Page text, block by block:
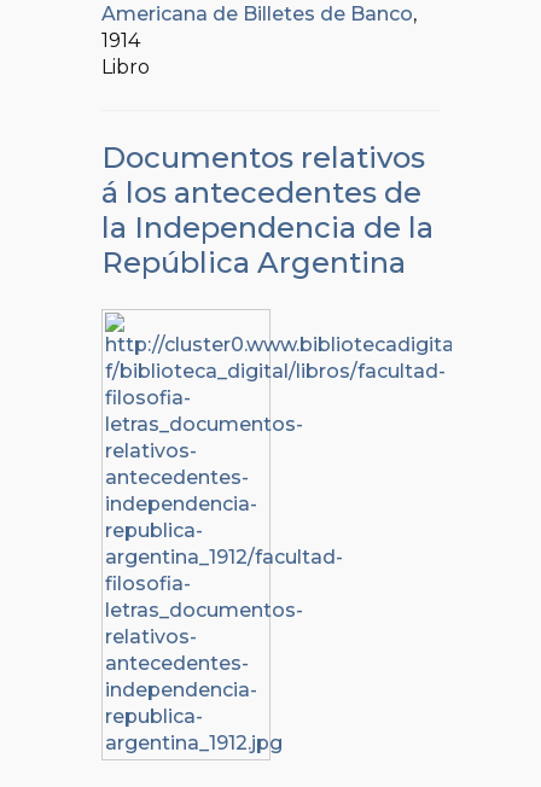
Americana de Billetes de Banco,
1914
Libro
Documentos relativos
á los antecedentes de
la Independencia de la
República Argentina